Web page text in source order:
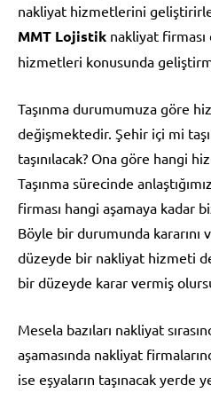
nakliyat hizmetlerini
MMT Lojistik nakliyat
hizmetleri konusunda
Taşınma durumumuza göre
değişmektedir. Şehir içi mi
taşınılacak? Ona göre hangi
Taşınma sürecinde
firması hangi aşamaya kadar
Böyle bir durumunda
düzeyde bir nakliyat hizmeti
bir düzeyde karar vermiş
Mesela bazıları nakliyat
aşamasında nakliyat
ise eşyaların taşınacak